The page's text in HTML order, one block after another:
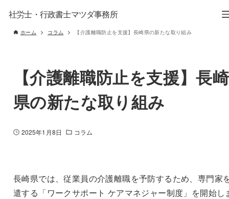
社労士・行政書士マツダ事務所
ホーム コラム 【介護離職防止を支援】長崎県の新たな取り組み
【介護離職防止を支援】長崎
県の新たな取り組み
2025年1月8日 コラム
長崎県では、従業員の介護離職を予防するため、専門家
遣する「ワークサポート ケアマネジャー制度」を開始し